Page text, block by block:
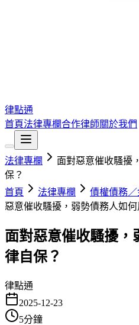
律點通
首頁法律專欄合作律師關於我們
法律專欄
面對惡意催收騷擾
保？
首頁
法律專欄 債權債務
惡意催收騷擾，弱勢債務人如何
面對惡意催收騷擾，
律自保？
律點通
2025-12-23
5分鐘